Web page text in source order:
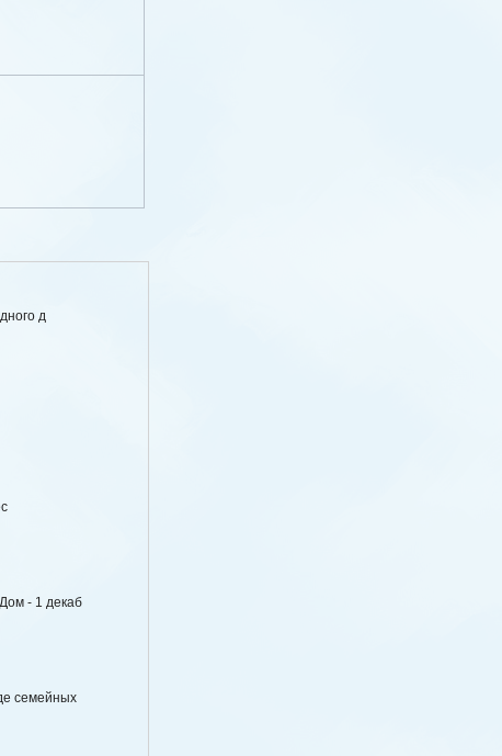
д
- 1 декаб
семейных